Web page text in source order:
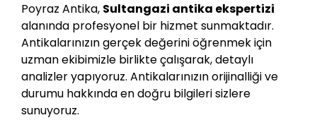
Poyraz Antika, Sultangazi antika ekspertizi
alanında profesyonel bir hizmet sunmaktadır.
Antikalarınızın gerçek değerini öğrenmek için
uzman ekibimizle birlikte çalışarak, detaylı
analizler yapıyoruz. Antikalarınızın orijinalliği ve
durumu hakkında en doğru bilgileri sizlere
sunuyoruz.